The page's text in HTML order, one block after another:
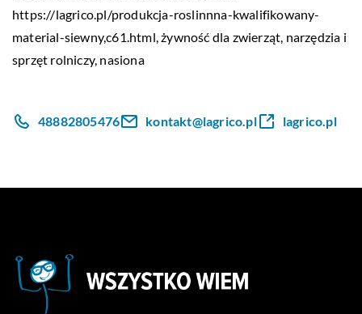
https://lagrico.pl/produkcja-roslinnna-kwalifikowany-
material-siewny,c61.html, żywność dla zwierząt, narzędzia i
sprzęt rolniczy, nasiona
48882805476 kontakt@lagrico.pl lagrico.pl